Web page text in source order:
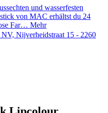
und wasserfesten
von MAC erhältst du 24
Far… Mehr
Nijverheidstraat 15 - 2260